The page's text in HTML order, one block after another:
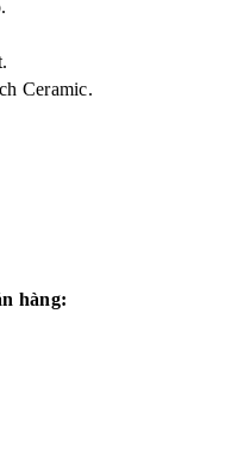
Ceramic.
hàng: